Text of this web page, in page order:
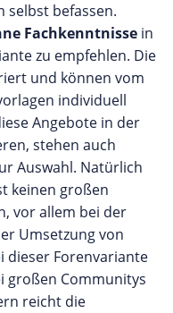
selbst befassen.
Fachkenntnisse in
zu empfehlen. Die
und können vom
individuell
Angebote in der
stehen auch
Auswahl. Natürlich
keinen großen
vor allem bei der
Umsetzung von
dieser Forenvariante
großen Communitys
reicht die